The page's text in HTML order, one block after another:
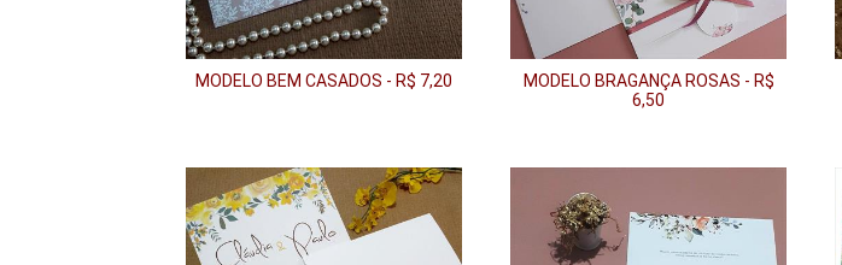
MODELO BEM CASADOS - R$ 7,20
MODELO BRAGANÇA ROSAS - R$
6,50